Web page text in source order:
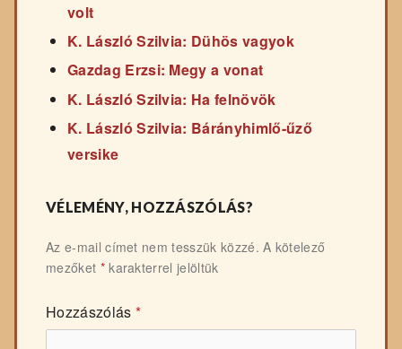
volt
K. László Szilvia: Dühös vagyok
Gazdag Erzsi: Megy a vonat
K. László Szilvia: Ha felnövök
K. László Szilvia: Bárányhimlő-űző
versike
VÉLEMÉNY, HOZZÁSZÓLÁS?
Az e-mail címet nem tesszük közzé. A kötelező
mezőket *karakterrel jelöltük
Hozzászólás *